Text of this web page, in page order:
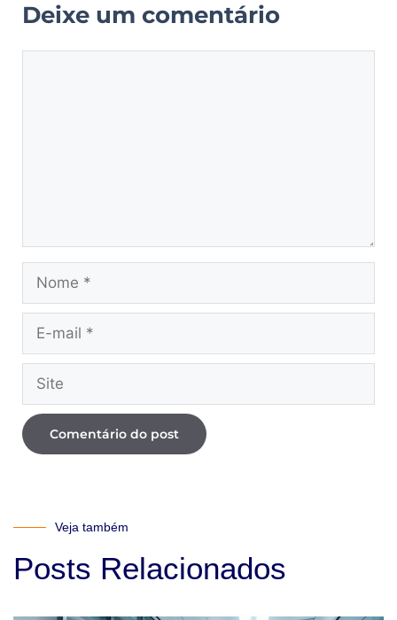
Deixe um comentário
Veja também
Posts Relacionados